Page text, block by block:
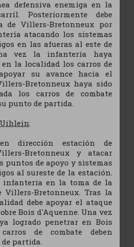
defensiva enemiga en la
Posteriormente debe
Villers-Bretonneux por
atacando los sistemas
en las afueras al este de
vez la infantería haya
la localidad los carros de
su avance hacia el
Bretonneux haya sido
los carros de combate
punto de partida.
Uihlein:
dirección estación de
Bretonneux y atacar
puntos de apoyo y sistemas
al sureste de la estación.
infantería en la toma de la
Villers-Bretonneux. Tras la
debe apoyar el ataque
Bois d'Aquenne. Una vez
logrado penetrar en Bois
de combate deben
partida.